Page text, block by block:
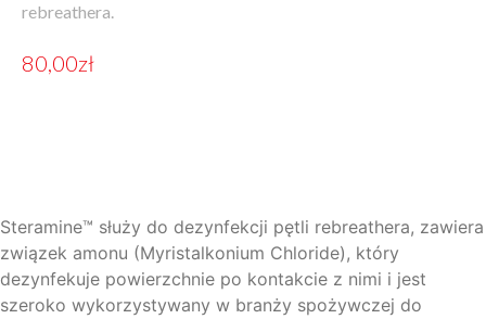
rebreathera.
80,00zł
Steramine™ służy do dezynfekcji pętli rebreathera, zawiera
związek amonu (Myristalkonium Chloride), który
dezynfekuje powierzchnie po kontakcie z nimi i jest
szeroko wykorzystywany w branży spożywczej do